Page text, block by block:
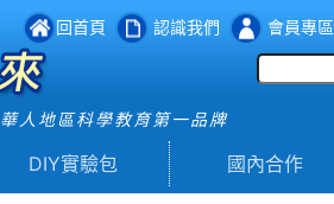
回首頁 認識我們 會員專區
華人地區科學教育第一品牌
DIY實驗包 國內合作